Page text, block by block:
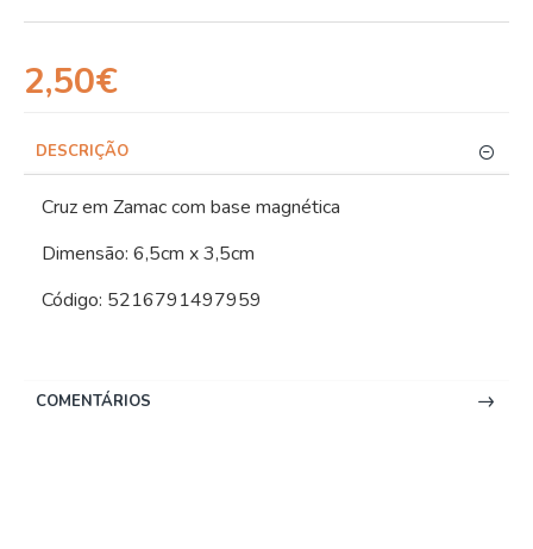
2,50€
DESCRIÇÃO
Cruz em Zamac com base magnética
Dimensão: 6,5cm x 3,5cm
Código: 5216791497959
COMENTÁRIOS